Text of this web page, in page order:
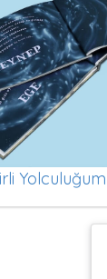
Yolculuğum